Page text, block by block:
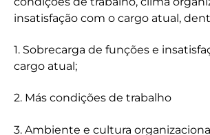
insatisfação com o cargo atual,
1. Sobrecarga de funções e
cargo atual;
2. Más condições de trabalho
3. Ambiente e cultura